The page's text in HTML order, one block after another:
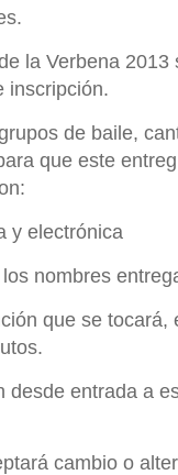
la Verbena 2013
inscripción.
de baile,
que este
electrónica
nombres
que se tocará,
entrada a
cambio o